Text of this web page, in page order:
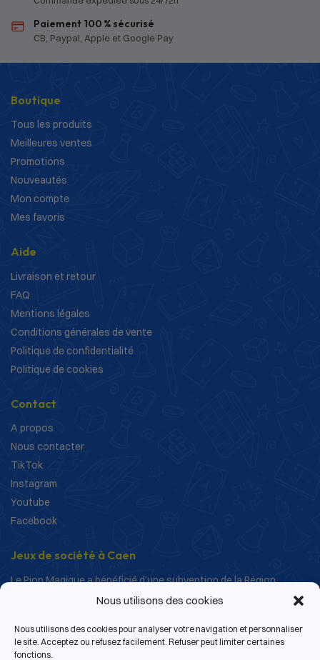
Nous utilisons des cookies
Nous utilisons des cookies pour analyser votre navigation et personnaliser
le site. Acceptez ou refusez facilement. Refuser peut limiter certaines
fonctions.
Paiement 100 % sécurisé
CB, Paypal, Apple et Google Pay
Boutique
Tous les produits
Meilleures ventes
Promotions
Nouveautés
Mon compte
Mes favoris
Aide
Livraison et retour
FAQ
Mentions légales
Conditions générales de vente
Politique de confidentialité
Politique de cookies
Contact
A propos
Nous contacter
TikTok
Instagram
Youtube
Facebook
Jeux de société à Caen
Le Pion Magique a bénéficié d’une subvention de la Région
Normandie dans le cadre de ses actions de structuration et de